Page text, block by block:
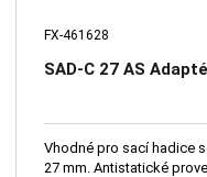
FX-461628
SAD-C 27 AS
Vhodné pro sací hadice
27 mm. Antistatické